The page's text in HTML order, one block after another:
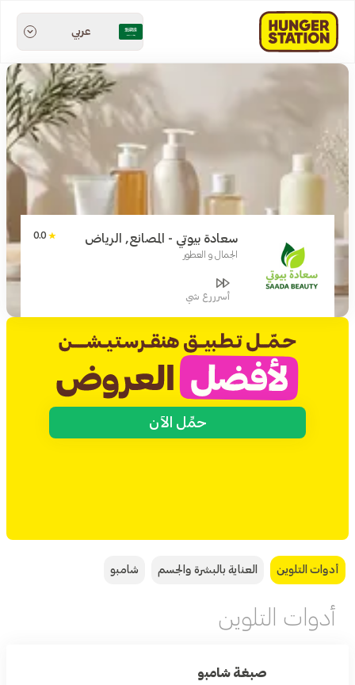
عربي
سعادة بيوتي - المصانع, الرياض
الجمال و العطور
0.0
أسرررع شي
حمِّل الآن
أدوات التلوين العناية بالبشرة والجسم شامبو
أدوات التلوين
صبغة شامبو